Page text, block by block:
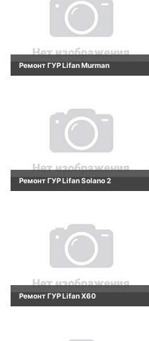
Ремонт ГУР Lifan Murman
Ремонт ГУР Lifan Solano 2
Ремонт ГУР Lifan X60